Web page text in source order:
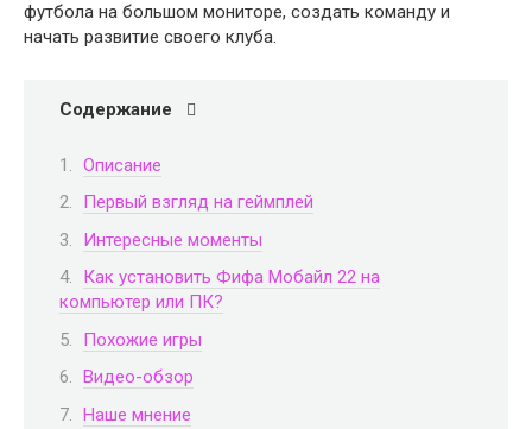
футбола на большом мониторе, создать команду и
начать развитие своего клуба.
Содержание
Описание
Первый взгляд на геймплей
Интересные моменты
Как установить Фифа Мобайл 22 на
компьютер или ПК?
Похожие игры
Видео-обзор
Наше мнение